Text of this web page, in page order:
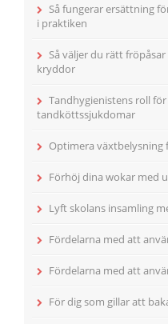
Så fungerar ersättning
i praktiken
Så väljer du rätt
kryddor
Tandhygienistens roll
tandköttssjukdomar
Optimera
Förhöj dina wokar med
Lyft skolans insamling
Fördelarna med att
Fördelarna med att
För dig som gillar att